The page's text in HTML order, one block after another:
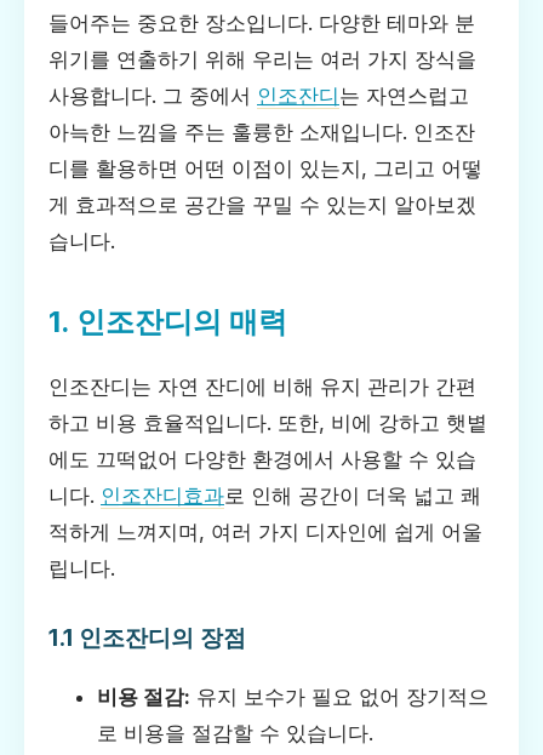
들어주는 중요한 장소입니다. 다양한 테마와 분
위기를 연출하기 위해 우리는 여러 가지 장식을
사용합니다. 그 중에서 인조잔디 는 자연스럽고
아늑한 느낌을 주는 훌륭한 소재입니다. 인조잔
디를 활용하면 어떤 이점이 있는지, 그리고 어떻
게 효과적으로 공간을 꾸밀 수 있는지 알아보겠
습니다.
1. 인조잔디의 매력
인조잔디는 자연 잔디에 비해 유지 관리가 간편
하고 비용 효율적입니다. 또한, 비에 강하고 햇볕
에도 끄떡없어 다양한 환경에서 사용할 수 있습
니다. 인조잔디효과로 인해 공간이 더욱 넓고 쾌
적하게 느껴지며, 여러 가지 디자인에 쉽게 어울
립니다.
1.1 인조잔디의 장점
비용 절감: 유지 보수가 필요 없어 장기적으
로 비용을 절감할 수 있습니다.